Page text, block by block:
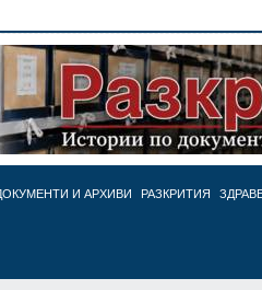
И АРХИВИ РАЗКРИТИЯ